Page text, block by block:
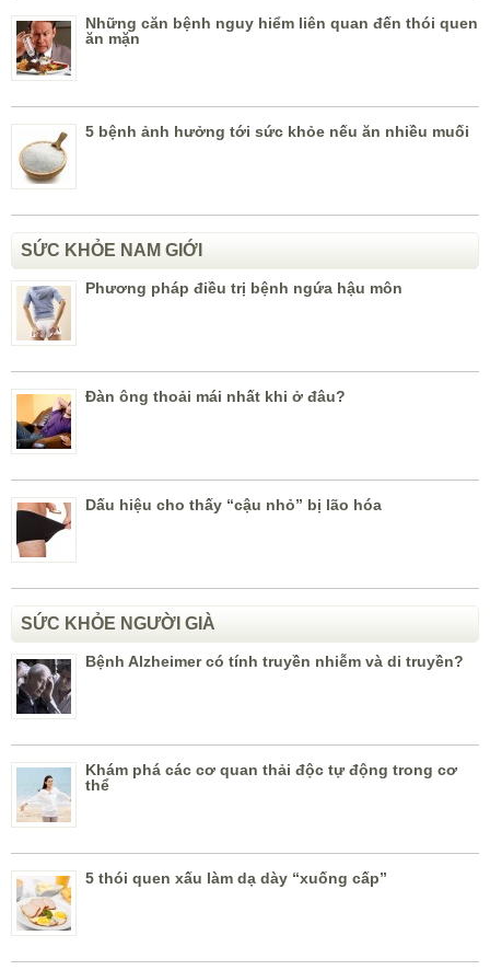
Những căn bệnh nguy hiểm liên quan đến thói quen
ăn mặn
5 bệnh ảnh hưởng tới sức khỏe nếu ăn nhiều muối
SỨC KHỎE NAM GIỚI
Phương pháp điều trị bệnh ngứa hậu môn
Đàn ông thoải mái nhất khi ở đâu?
Dấu hiệu cho thấy “cậu nhỏ” bị lão hóa
SỨC KHỎE NGƯỜI GIÀ
Bệnh Alzheimer có tính truyền nhiễm và di truyền?
Khám phá các cơ quan thải độc tự động trong cơ
thể
5 thói quen xấu làm dạ dày “xuống cấp”